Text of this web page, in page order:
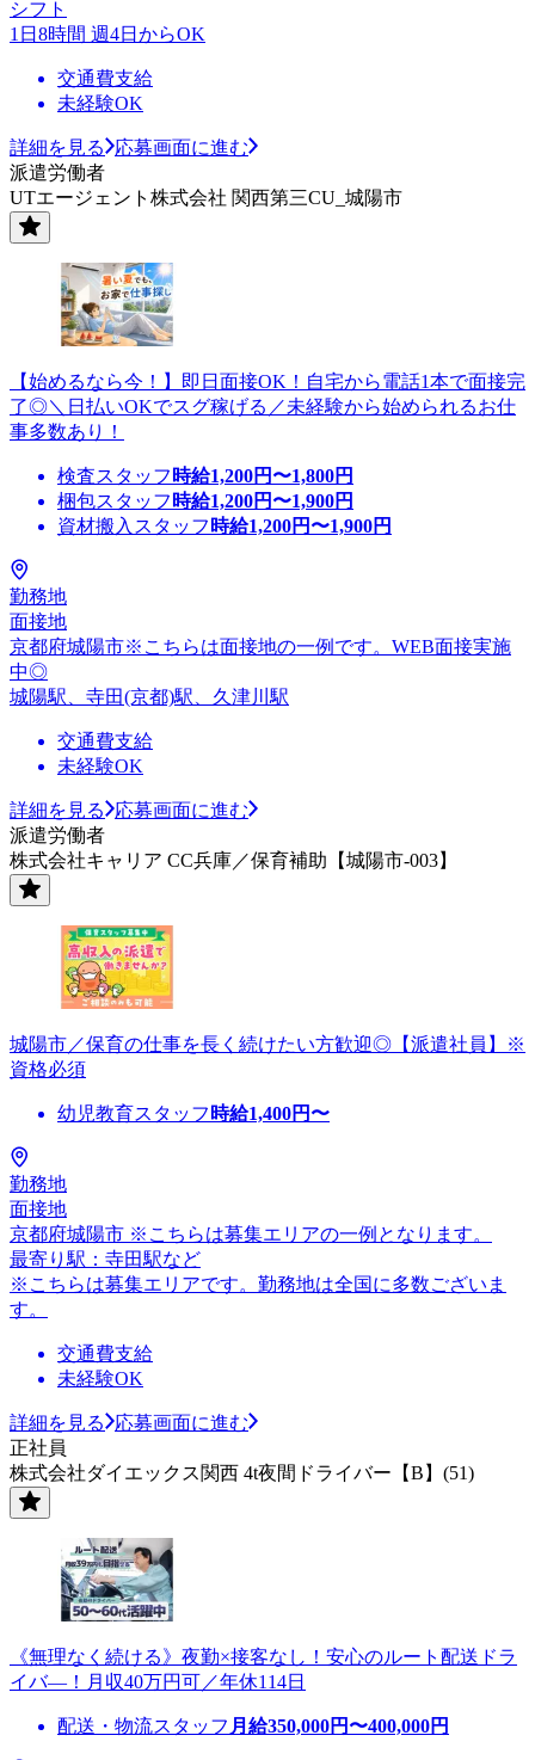
シフト
1日8時間 週4日からOK
交通費支給
未経験OK
詳細を見る
応募画面に進む
派遣労働者
UTエージェント株式会社 関西第三CU_城陽市
【始めるなら今！】即日面接OK！自宅から電話1本で面接完
了◎＼日払いOKでスグ稼げる／未経験から始められるお仕
事多数あり！
検査スタッフ 時給1,200円〜1,800円
梱包スタッフ 時給1,200円〜1,900円
資材搬入スタッフ 時給1,200円〜1,900円
勤務地
面接地
京都府城陽市※こちらは面接地の一例です。WEB面接実施
中◎
城陽駅、寺田(京都)駅、久津川駅
交通費支給
未経験OK
詳細を見る
応募画面に進む
派遣労働者
株式会社キャリア CC兵庫／保育補助【城陽市-003】
城陽市／保育の仕事を長く続けたい方歓迎◎【派遣社員】※
資格必須
幼児教育スタッフ 時給1,400円〜
勤務地
面接地
京都府城陽市 ※こちらは募集エリアの一例となります。
最寄り駅：寺田駅など
※こちらは募集エリアです。勤務地は全国に多数ございま
す。
交通費支給
未経験OK
詳細を見る
応募画面に進む
正社員
株式会社ダイエックス関西 4t夜間ドライバー【B】(51)
《無理なく続ける》夜勤×接客なし！安心のルート配送ドラ
イバ―！月収40万円可／年休114日
配送・物流スタッフ 月給350,000円〜400,000円